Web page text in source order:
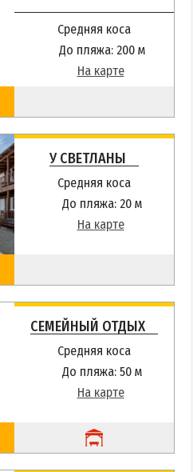
Средняя коса
До пляжа: 200 м
На карте
У СВЕТЛАНЫ
Средняя коса
До пляжа: 20 м
На карте
СЕМЕЙНЫЙ ОТДЫХ
Средняя коса
До пляжа: 50 м
На карте